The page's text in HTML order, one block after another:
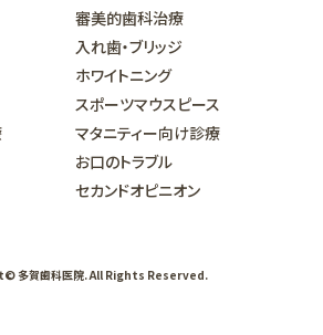
審美的歯科治療
入れ歯・ブリッジ
ホワイトニング
スポーツマウスピース
マタニティー向け診療
お口のトラブル
セカンドオピニオン
多賀歯科医院. All Rights Reserved.